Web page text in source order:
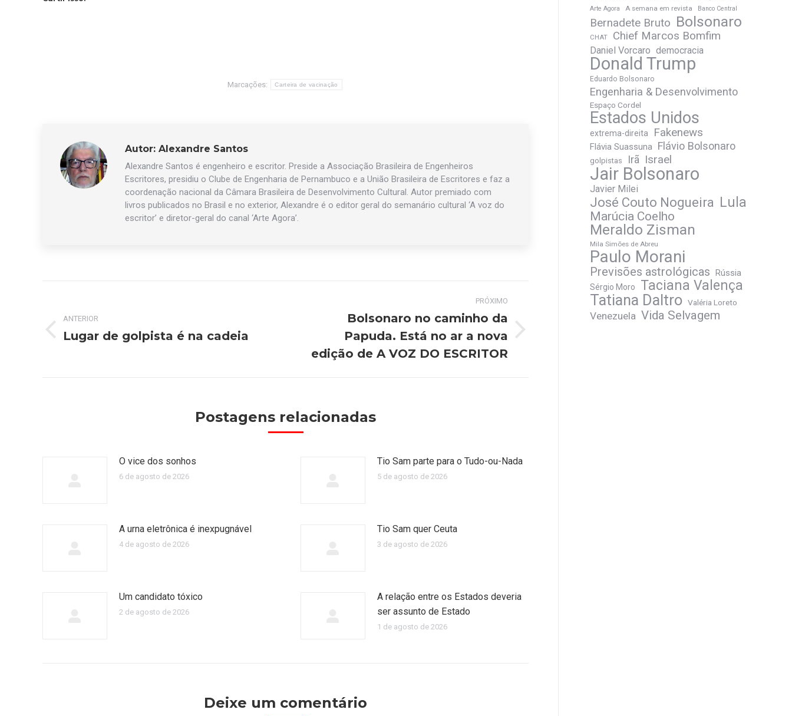
Marcações: Carteira de vacinação
Autor: Alexandre Santos
Alexandre Santos é engenheiro e escritor. Preside a Associação Brasileira de Engenheiros
Escritores, presidiu o Clube de Engenharia de Pernambuco e a União Brasileira de Escritores e faz a
coordenação nacional da Câmara Brasileira de Desenvolvimento Cultural. Autor premiado com
livros publicados no Brasil e no exterior, Alexandre é o editor geral do semanário cultural ‘A voz do
escritor’ e diretor-geral do canal ‘Arte Agora’.
de
post:
ANTERIOR
Post
Lugar de golpista é na cadeia
PRÓXIMO
post:
Bolsonaro no caminho da
Papuda. Está no ar a nova
edição de A VOZ DO ESCRITOR
Postagens relacionadas
O vice dos sonhos
6 de agosto de 2026
Tio Sam parte para o Tudo-ou-Nada
5 de agosto de 2026
A urna eletrônica é inexpugnável
4 de agosto de 2026
Tio Sam quer Ceuta
3 de agosto de 2026
Um candidato tóxico
2 de agosto de 2026
A relação entre os Estados deveria
ser assunto de Estado
1 de agosto de 2026
Deixe um comentário
Arte Agora A semana em revista Banco Central
Bernadete Bruto Bolsonaro
CHAT Chief Marcos Bomfim
Daniel Vorcaro democracia
Donald Trump
Eduardo Bolsonaro
Engenharia & Desenvolvimento
Espaço Cordel
Estados Unidos
extrema-direita Fakenews
Flávia Suassuna Flávio Bolsonaro
golpistas Irã Israel
Jair Bolsonaro
Javier Milei
José Couto Nogueira Lula
Marúcia Coelho
Meraldo Zisman
Mila Simões de Abreu
Paulo Morani
Previsões astrológicas Rússia
Sérgio Moro Taciana Valença
Tatiana Daltro Valéria Loreto
Venezuela Vida Selvagem